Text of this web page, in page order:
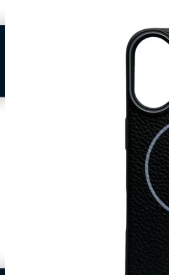
Neem contact op
Veelgestelde vragen